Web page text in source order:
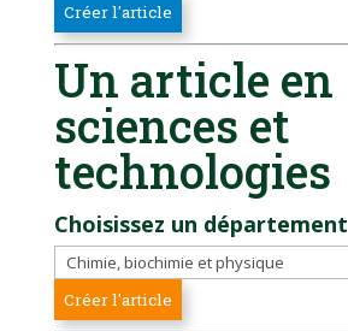
Un article en
sciences et
technologies
Choisissez un département